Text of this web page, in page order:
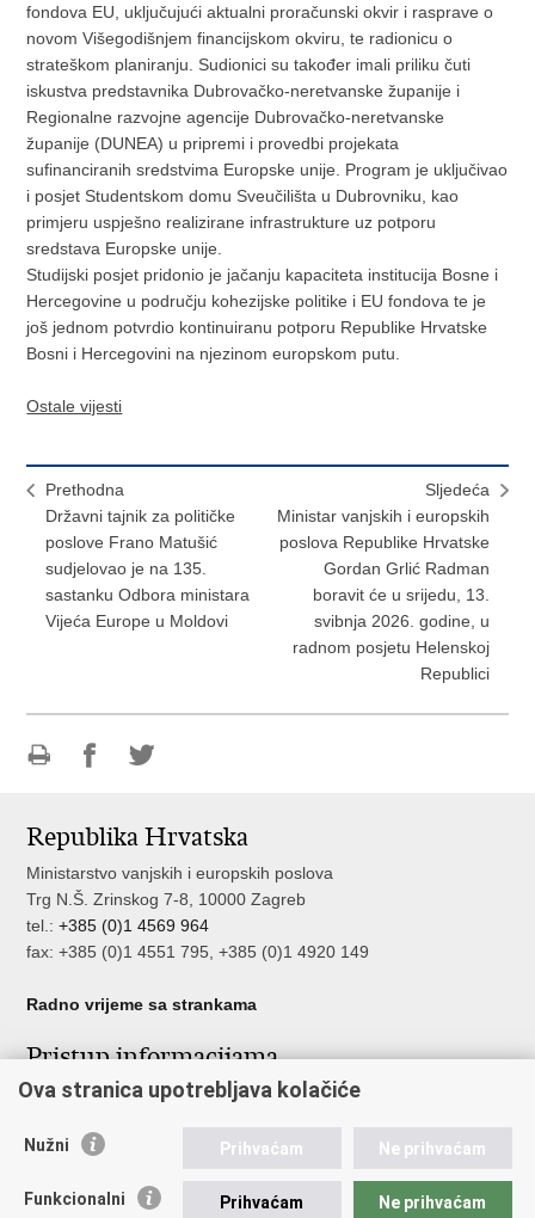
fondova EU, uključujući aktualni proračunski okvir i rasprave o
novom Višegodišnjem financijskom okviru, te radionicu o
strateškom planiranju. Sudionici su također imali priliku čuti
iskustva predstavnika Dubrovačko-neretvanske županije i
Regionalne razvojne agencije Dubrovačko-neretvanske
županije (DUNEA) u pripremi i provedbi projekata
sufinanciranih sredstvima Europske unije. Program je uključivao
i posjet Studentskom domu Sveučilišta u Dubrovniku, kao
primjeru uspješno realizirane infrastrukture uz potporu
sredstava Europske unije.
Studijski posjet pridonio je jačanju kapaciteta institucija Bosne i
Hercegovine u području kohezijske politike i EU fondova te je
još jednom potvrdio kontinuiranu potporu Republike Hrvatske
Bosni i Hercegovini na njezinom europskom putu.
Ostale vijesti
Prethodna
Državni tajnik za političke
poslove Frano Matušić
sudjelovao je na 135.
sastanku Odbora ministara
Vijeća Europe u Moldovi
Sljedeća
Ministar vanjskih i europskih
poslova Republike Hrvatske
Gordan Grlić Radman
boravit će u srijedu, 13.
svibnja 2026. godine, u
radnom posjetu Helenskoj
Republici
Facebooku
Twitteru
Republika Hrvatska
Ministarstvo vanjskih i europskih poslova
Trg N.Š. Zrinskog 7-8, 10000 Zagreb
tel.:+385 (0)1 4569 964
fax: +385 (0)1 4551 795, +385 (0)1 4920 149
Radno vrijeme sa strankama
Pristup informacijama
Pristup informacijama
Nepravilnosti
Ova stranica upotrebljava kolačiće
Nužni Prihvaćam Ne prihvaćam
Funkcionalni Prihvaćam Ne prihvaćam